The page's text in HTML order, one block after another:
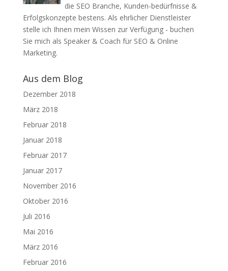
die SEO Branche, Kunden-bedürfnisse &
Erfolgskonzepte bestens. Als ehrlicher Dienstleister
stelle ich Ihnen mein Wissen zur Verfügung - buchen
Sie mich als Speaker & Coach für SEO & Online
Marketing.
Aus dem Blog
Dezember 2018
März 2018
Februar 2018
Januar 2018
Februar 2017
Januar 2017
November 2016
Oktober 2016
Juli 2016
Mai 2016
März 2016
Februar 2016